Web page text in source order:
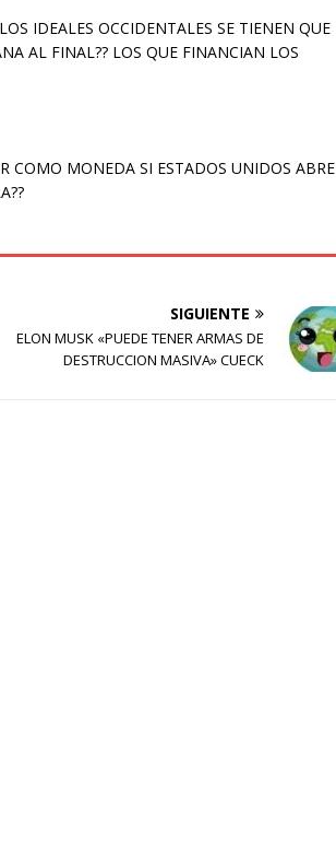
IDEALES OCCIDENTALES SE TIENEN QUE
AL FINAL?? LOS QUE FINANCIAN LOS
COMO MONEDA SI ESTADOS UNIDOS ABRE
SIGUIENTE
ELON MUSK «PUEDE TENER ARMAS DE
DESTRUCCION MASIVA» CUECK